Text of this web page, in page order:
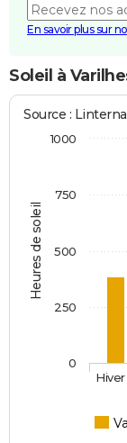
En savoir plus sur
Soleil à
Heures de soleil
Source :
0
250
500
750
1000